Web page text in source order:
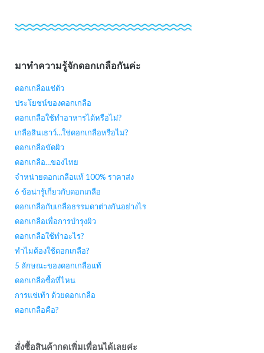
มาทำความรู้จักดอกเกลือกันค่ะ
ดอกเกลือแช่ตัว
ประโยชน์ของดอกเกลือ
ดอกเกลือใช้ทำอาหารได้หรือไม่?
เกลือสินเธาว์…ใช่ดอกเกลือหรือไม่?
ดอกเกลือขัดผิว
ดอกเกลือ…ของไทย
จำหน่ายดอกเกลือแท้ 100% ราคาส่ง
6 ข้อน่ารู้เกี่ยวกับดอกเกลือ
ดอกเกลือกับเกลือธรรมดาต่างกันอย่างไร
ดอกเกลือเพื่อการบำรุงผิว
ดอกเกลือใช้ทำอะไร?
ทำไมต้องใช้ดอกเกลือ?
5 ลักษณะของดอกเกลือแท้
ดอกเกลือซื้อที่ไหน
การแช่เท้า ด้วยดอกเกลือ
ดอกเกลือคือ?
สั่งซื้อสินค้ากดเพิ่มเพื่อนได้เลยค่ะ